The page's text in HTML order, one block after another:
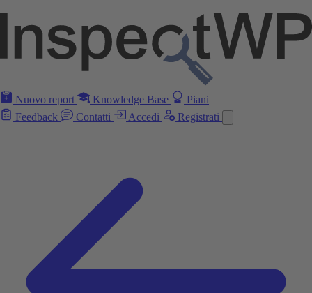
Nuovo report Knowledge Base
Piani
Feedback
Contatti Accedi Registrati